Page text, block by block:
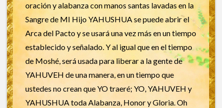
oración y alabanza con manos santas lavadas en la
Sangre de MI Hijo YAHUSHUA se puede abrir el
Arca del Pacto y se usará una vez más en un tiempo
establecido y señalado. Y al igual que en el tiempo
de Moshé, será usada para liberar a la gente de
YAHUVEH de una manera, en un tiempo que
ustedes no crean que YO traeré; YO, YAHUVEH y
YAHUSHUA toda Alabanza, Honor y Gloria. Oh